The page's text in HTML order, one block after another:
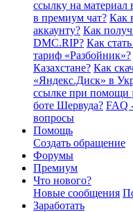
ссылку на материал
в премиум чат? Как
аккаунту? Как
DMC.RIP? Как
тариф «Разбойник»?
Казахстане? Как
«Яндекс.Диск» в
ссылке при помощи
боте Шервуда? FAQ
вопросы
Помощь
Создать обращение
Форумы
Премиум
Что нового?
Новые сообщения
Заработать